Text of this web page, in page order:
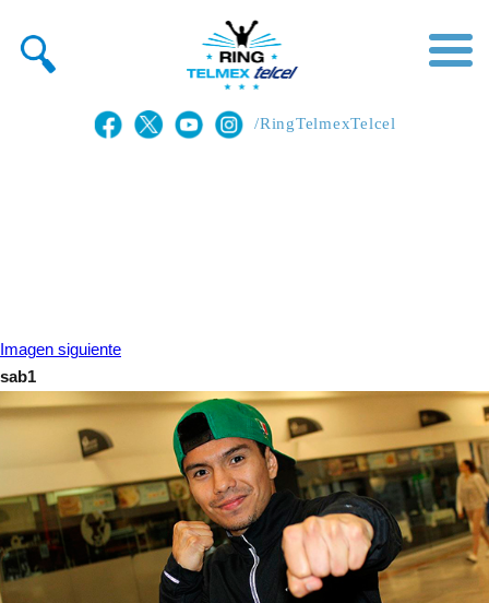
/RingTelmexTelcel
Imagen siguiente
sab1